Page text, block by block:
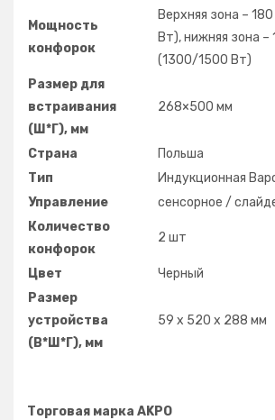
Мощность
конфорок
Верхняя зона –
Вт), нижняя зона –
(1300/1500 Вт)
Размер для
встраивания
(Ш*Г), мм
268×500 мм
Страна
Польша
Тип
Индукционная
Управление
сенсорное /
Количество
конфорок
2 шт
Цвет
Черный
Размер
устройства
(В*Ш*Г), мм
59 х 520 х 288 мм
Торговая марка AKPO